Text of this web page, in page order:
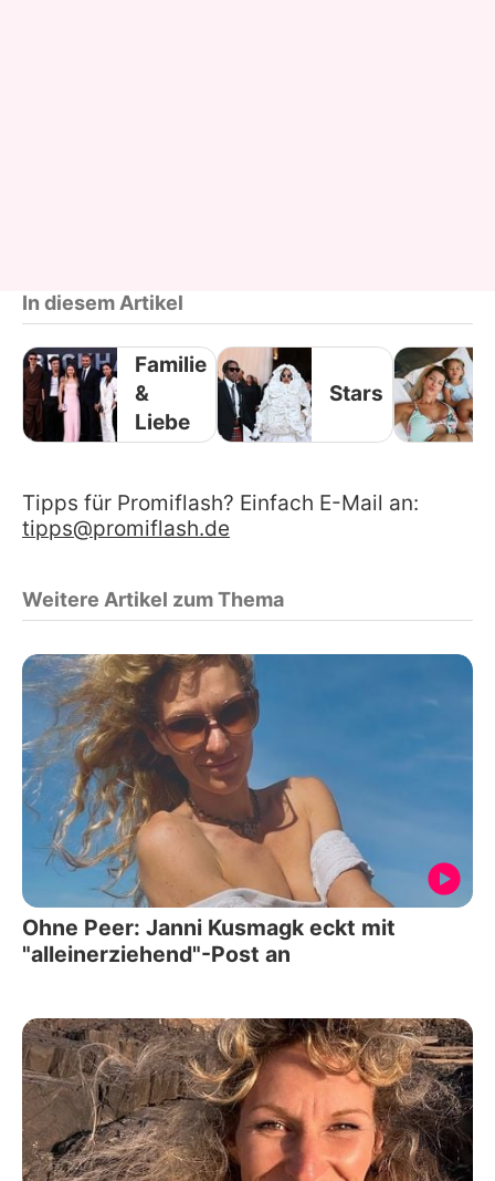
In diesem Artikel
Familie
&
Liebe
Stars
Tipps für Promiflash? Einfach E-Mail an:
tipps@promiflash.de
Weitere Artikel zum Thema
Ohne Peer: Janni Kusmagk eckt mit
"alleinerziehend"-Post an